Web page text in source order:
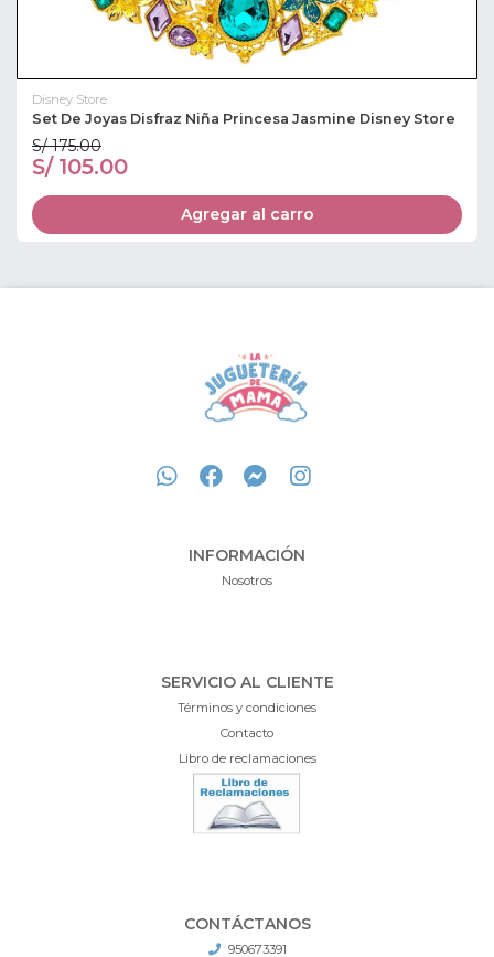
Disney Store
Set De Joyas Disfraz Niña Princesa Jasmine Disney Store
S/ 175.00
S/ 105.00
Agregar al carro
INFORMACIÓN
Nosotros
SERVICIO AL CLIENTE
Términos y condiciones
Contacto
Libro de reclamaciones
CONTÁCTANOS
950673391